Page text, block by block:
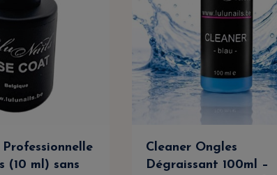
(10 ml) sans
Cleaner Ongles
Dégraissant 100ml –